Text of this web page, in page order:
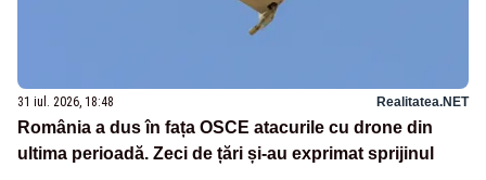
31 iul. 2026, 18:48 Realitatea.NET
România a dus în fața OSCE atacurile cu drone din
ultima perioadă. Zeci de țări și-au exprimat sprijinul